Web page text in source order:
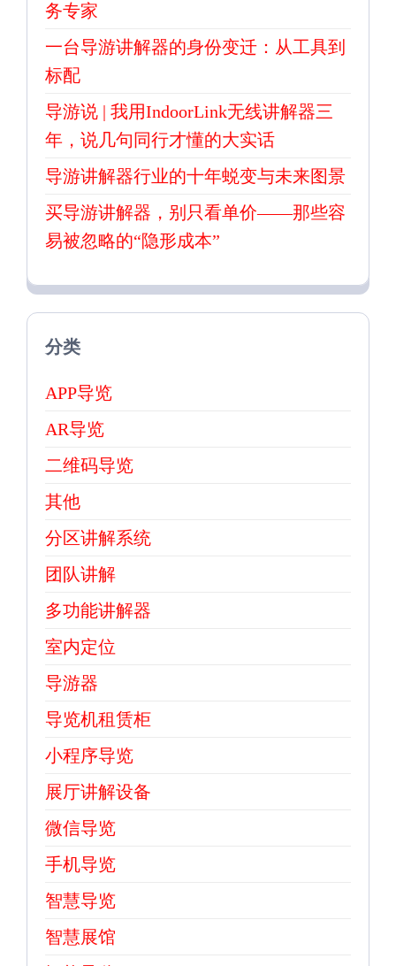
务专家
一台导游讲解器的身份变迁：从工具到
标配
导游说 | 我用IndoorLink无线讲解器三
年，说几句同行才懂的大实话
导游讲解器行业的十年蜕变与未来图景
买导游讲解器，别只看单价——那些容
易被忽略的“隐形成本”
分类
APP导览
AR导览
二维码导览
其他
分区讲解系统
团队讲解
多功能讲解器
室内定位
导游器
导览机租赁柜
小程序导览
展厅讲解设备
微信导览
手机导览
智慧导览
智慧展馆